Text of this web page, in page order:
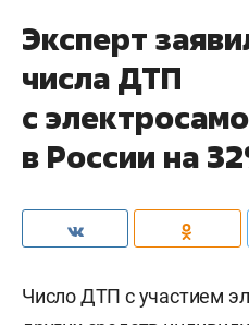
Эксперт
числа ДТП
с
в России на
Число ДТП с участием